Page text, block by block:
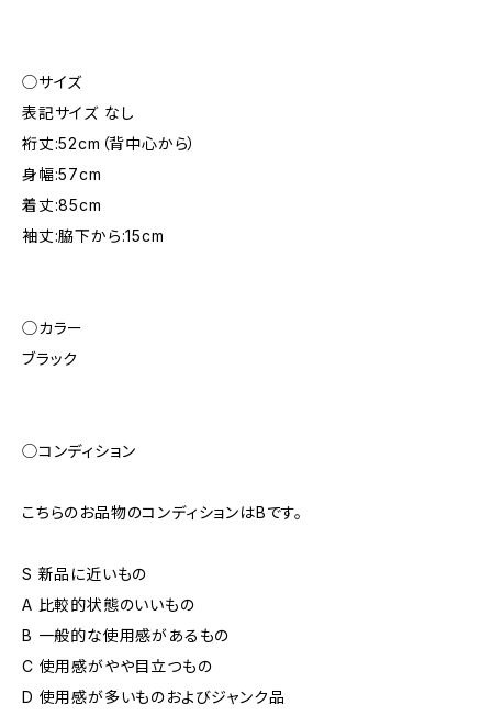
◯サイズ
表記サイズ なし
裄丈:52cm（背中心から）
身幅:57cm
着丈:85cm
袖丈:脇下から:15cm
◯カラー
ブラック
◯コンディション
こちらのお品物のコンディションはBです。
S 新品に近いもの
A 比較的状態のいいもの
B 一般的な使用感があるもの
C 使用感がやや目立つもの
D 使用感が多いものおよびジャンク品